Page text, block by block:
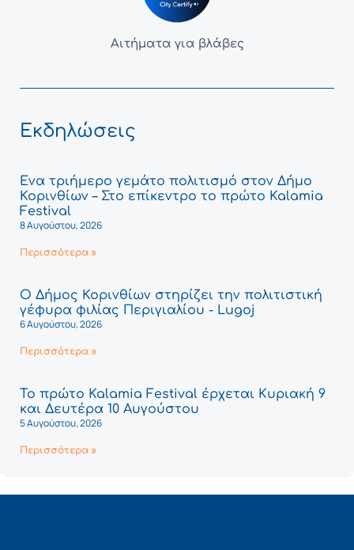
Αιτήματα για βλάβες
Εκδηλώσεις
Ένα τριήμερο γεμάτο πολιτισμό στον Δήμο
Κορινθίων – Στο επίκεντρο το πρώτο Kalamia
Festival
8 Αυγούστου, 2026
Περισσότερα »
Ο Δήμος Κορινθίων στηρίζει την πολιτιστική
γέφυρα φιλίας Περιγιαλίου - Lugoj
6 Αυγούστου, 2026
Περισσότερα »
Το πρώτο Kalamia Festival έρχεται Κυριακή 9
και Δευτέρα 10 Αυγούστου
5 Αυγούστου, 2026
Περισσότερα »